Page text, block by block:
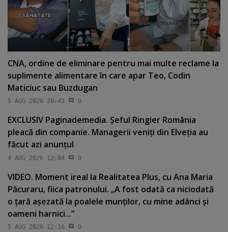
CNA, ordine de eliminare pentru mai multe reclame la
suplimente alimentare în care apar Teo, Codin
Maticiuc sau Buzdugan
5 AUG 2026 20:43 0
EXCLUSIV Paginademedia. Şeful Ringier România
pleacă din companie. Managerii veniţi din Elveţia au
făcut azi anunţul
4 AUG 2026 12:04 0
VIDEO. Moment ireal la Realitatea Plus, cu Ana Maria
Păcuraru, fiica patronului. „A fost odată ca niciodată
o ţară aşezată la poalele munţilor, cu mine adânci şi
oameni harnici...”
5 AUG 2026 12:16 0